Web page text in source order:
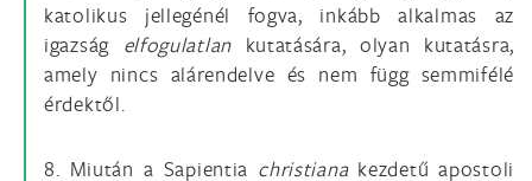
katolikus jellegénél fogva, inkább alkalmas az
igazság elfogulatlankutatására, olyan kutatásra,
amely nincs alárendelve és nem függ semmifélé
érdektől.
8. Miután a Sapientia christianakezdetű apostoli